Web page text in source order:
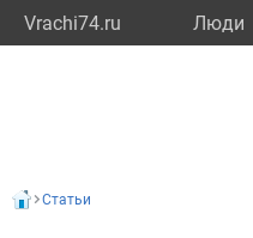
Vrachi74.ru Люди
Статьи